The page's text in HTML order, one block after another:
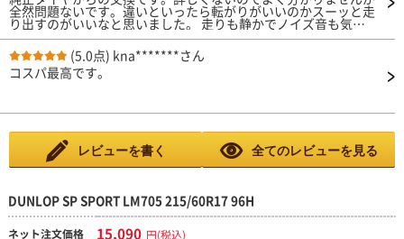
全然問題ないです。違いといったら転がりがいいのかスーッと走
り出すのがいいなと思いました。 走りも静かでノイズ音も気に
なりません。 雨の日、高速、交換したてなので分からないとこ
ろは3にさせてもらいました。 純正タイヤ空気圧が2.3だったの
ですが交換してもらい空気圧いくつか確認したら2.6と言われた
のでそんなに違うのか？と疑問に思いました。
(5.0点) kna*******さん
コスパ最高です。
レビューを書く 全てのレビューを見る
DUNLOP SP SPORT LM705 215/60R17 96H
ネット注文価格 15,090 円(税込)